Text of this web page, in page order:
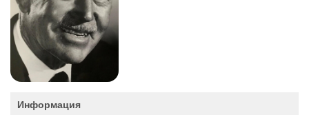
Информация